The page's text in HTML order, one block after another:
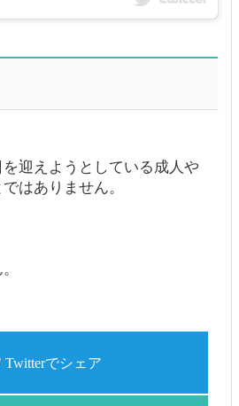
迎えようとしている成人や
はありません。
Twitterでシェア